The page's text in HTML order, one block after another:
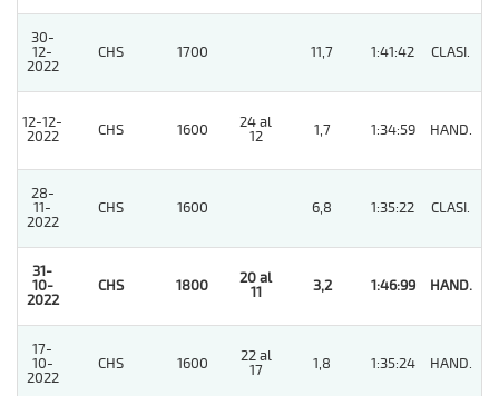
30-
12-
2022
CHS 1700 11,7 1:41:42 CLASI.
12-12-
2022
CHS 1600
24 al
12
1,7 1:34:59 HAND.
28-
11-
2022
CHS 1600 6,8 1:35:22 CLASI.
31-
10-
2022
CHS 1800
20 al
11
3,2 1:46:99 HAND.
17-
10-
2022
CHS 1600
22 al
17
1,8 1:35:24 HAND.